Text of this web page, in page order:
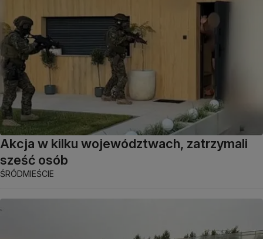
Akcja w kilku województwach, zatrzymali
sześć osób
ŚRÓDMIEŚCIE